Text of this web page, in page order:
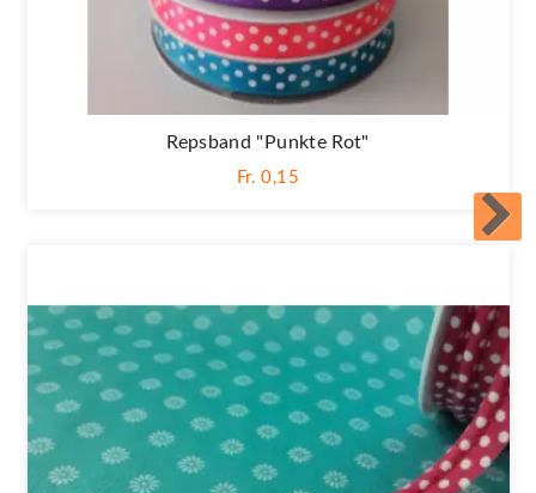
Repsband "Punkte Rot"
Fr. 0,15